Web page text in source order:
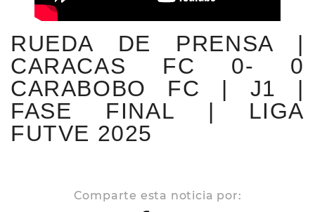
RUEDA DE PRENSA |
CARACAS FC 0- 0
CARABOBO FC | J1 |
FASE FINAL | LIGA
FUTVE 2025
Comparte esta noticia por: